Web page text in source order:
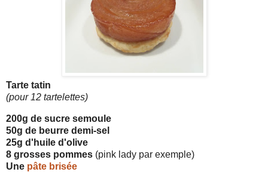
Tarte tatin
(pour 12 tartelettes)
200g de sucre semoule
50g de beurre demi-sel
25g d'huile d'olive
8 grosses pommes (pink lady par exemple)
Une pâte brisée